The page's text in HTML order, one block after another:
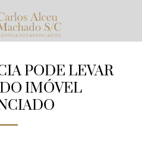
PODE LEVAR
IMÓVEL